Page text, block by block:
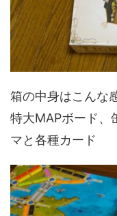
箱の中身はこんな
特大MAPボード、
マと各種カード